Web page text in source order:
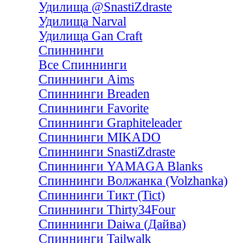
Удилища @SnastiZdraste
Удилища Narval
Удилища Gan Craft
Спиннинги
Все Спиннинги
Спиннинги Aims
Спиннинги Breaden
Спиннинги Favorite
Спиннинги Graphiteleader
Спиннинги MIKADO
Спиннинги SnastiZdraste
Спиннинги YAMAGA Blanks
Спиннинги Волжанка (Volzhanka)
Спиннинги Тикт (Tict)
Спиннинги Thirty34Four
Спиннинги Daiwa (Дайва)
Спиннинги Tailwalk